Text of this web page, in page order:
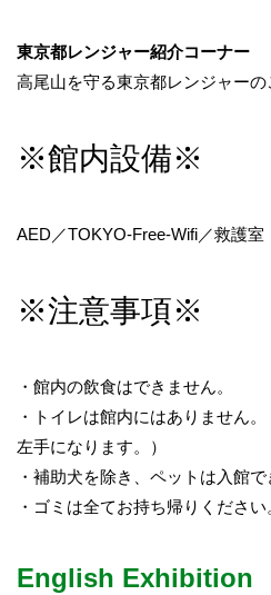
東京都レンジャー紹介コーナー
高尾山を守る東京都レンジャーの
※館内設備※
AED／TOKYO-Free-Wifi／救護室
※注意事項※
・館内の飲食はできません。
・トイレは館内にはありません
左手になります。）
・補助犬を除き、ペットは入館で
・ゴミは全てお持ち帰りください
English Exhibition